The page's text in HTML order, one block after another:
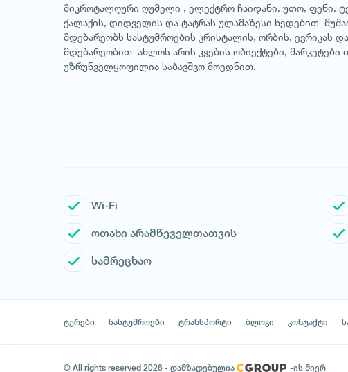
მიკროტალღური ღუმელი , ელექტრო ჩაიდანი, უთო, ფენი,
ქალაქის, დიდველის და ტატრას ულამაზესი ხედებით.
მდებარეობს სასტუმროების კრისტალის, ორბის, ევრიკას
მდებარეობით. ახლოს არის კვების ობიექტები,
უზრუნველყოფილია საბავშვო მოედნით.
Wi-Fi
ოთახი არამწეველთათვის
სამრეცხაო
ტურები სასტუმროები ტრანსპორტი ბლოგი კონტაქტი
© All rights reserved 2026 - დამზადებულია -ის მიერ